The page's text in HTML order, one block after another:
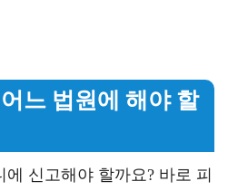
느 법원에 해야 할
신고해야 할까요? 바로 피